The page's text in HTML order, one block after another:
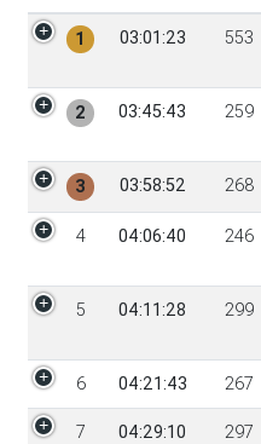
PGen
Tiempo Dorsal
1 03:01:23 553
2 03:45:43 259
3 03:58:52 268
4 04:06:40 246
5 04:11:28 299
6 04:21:43 267
7 04:29:10 297